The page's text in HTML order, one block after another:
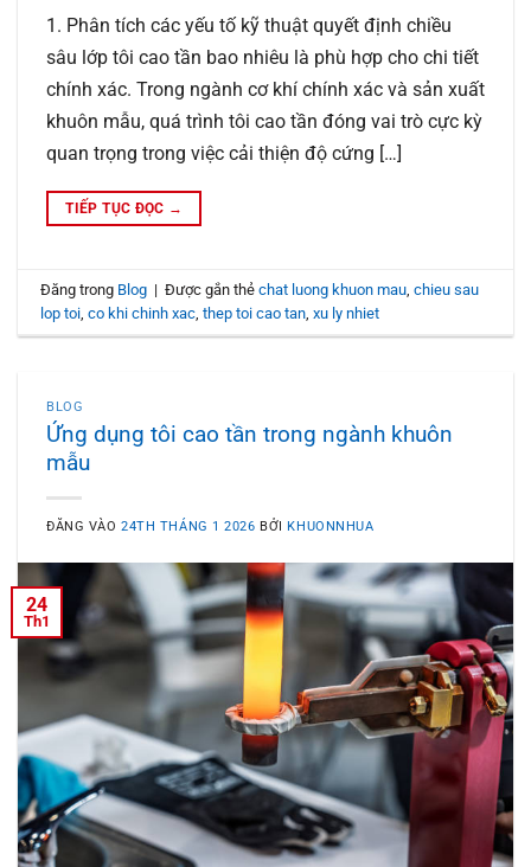
1. Phân tích các yếu tố kỹ thuật quyết định chiều
sâu lớp tôi cao tần bao nhiêu là phù hợp cho chi tiết
chính xác. Trong ngành cơ khí chính xác và sản xuất
khuôn mẫu, quá trình tôi cao tần đóng vai trò cực kỳ
quan trọng trong việc cải thiện độ cứng […]
TIẾP TỤC ĐỌC →
Đăng trong Blog | Được gắn thẻchat luong khuon mau ,chieu sau
lop toi ,co khi chinh xac ,thep toi cao tan ,xu ly nhiet
BLOG
Ứng dụng tôi cao tần trong ngành khuôn
mẫu
ĐĂNG VÀO24TH THÁNG 1 2026 BỞIKHUONNHUA
24
Th1